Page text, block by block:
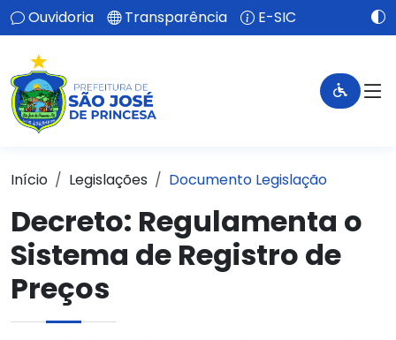
Ouvidoria Transparência E-SIC
Início Legislações Documento Legislação
Decreto: Regulamenta o
Sistema de Registro de
Preços